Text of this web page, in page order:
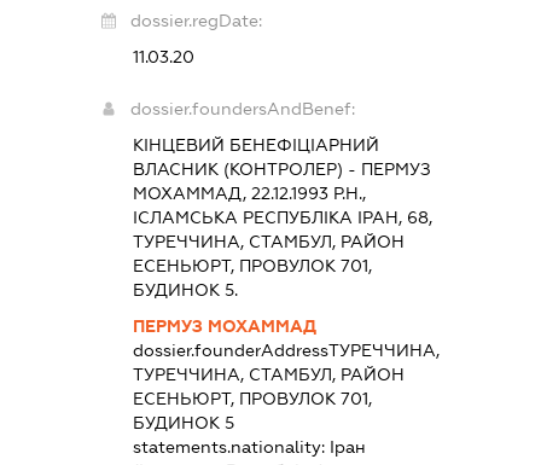
dossier.regDate:
11.03.20
dossier.foundersAndBenef:
КІНЦЕВИЙ БЕНЕФІЦІАРНИЙ
ВЛАСНИК (КОНТРОЛЕР) - ПЕРМУЗ
МОХАММАД, 22.12.1993 Р.Н.,
ІСЛАМСЬКА РЕСПУБЛІКА ІРАН, 68,
ТУРЕЧЧИНА, СТАМБУЛ, РАЙОН
ЕСЕНЬЮРТ, ПРОВУЛОК 701,
БУДИНОК 5.
ПЕРМУЗ МОХАММАД
dossier.founderAddressТУРЕЧЧИНА,
ТУРЕЧЧИНА, СТАМБУЛ, РАЙОН
ЕСЕНЬЮРТ, ПРОВУЛОК 701,
БУДИНОК 5
statements.nationality: Іран